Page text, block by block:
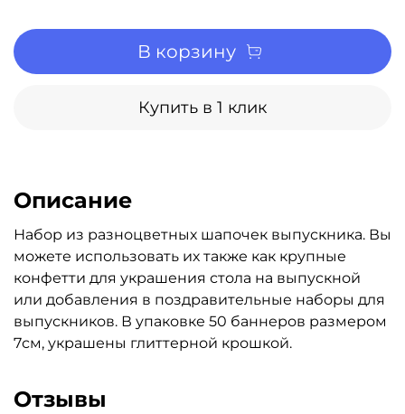
В корзину
Купить в 1 клик
Описание
Набор из разноцветных шапочек выпускника. Вы
можете использовать их также как крупные
конфетти для украшения стола на выпускной
или добавления в поздравительные наборы для
выпускников. В упаковке 50 баннеров размером
7см, украшены глиттерной крошкой.
Отзывы